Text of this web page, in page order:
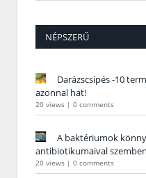
NÉPSZERŰ
Darázscsípés -10
azonnal hat!
20 views | 0 comments
A baktériumok
antibiotikumaival szemben
20 views | 0 comments